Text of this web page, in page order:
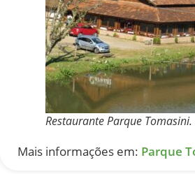
Restaurante Parque Tomasini.
Mais informações em: Parque